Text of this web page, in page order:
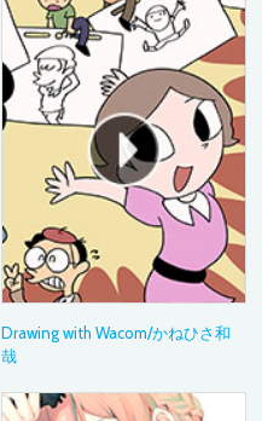
Drawing with Wacom/かねひさ和
哉